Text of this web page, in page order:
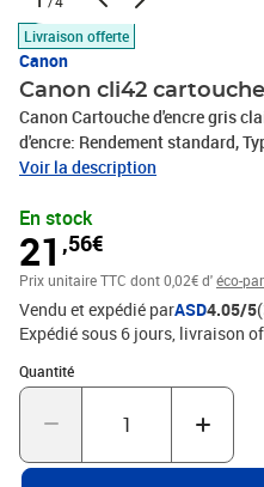
Livraison offerte
Canon
Canon cli42
Canon Cartouche d'encre gris
d'encre: Rendement standard,
pigments, Quantité: 1 pièce(s)
Voir la description
En stock
21 ,56€
Prix unitaire TTC dont 0,02€ d'éco-
Vendu et expédié parASD4.05/5
Expédié sous 6 jours livraison
Quantité
Quantité : 1